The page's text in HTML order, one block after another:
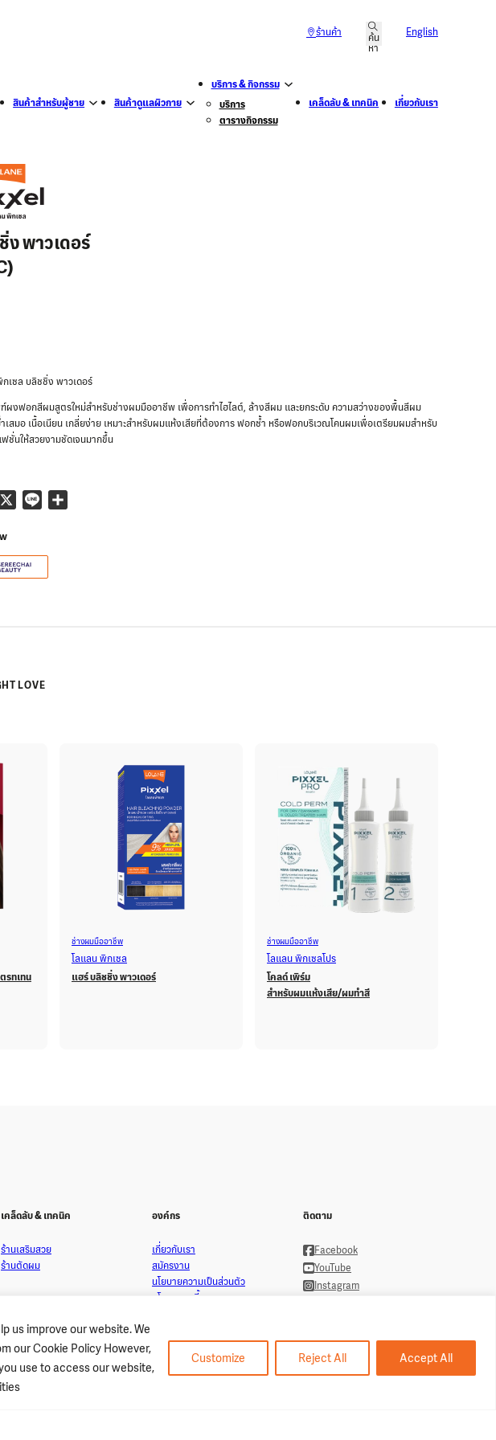
us improve our website. We
our Cookie Policy However,
use to access our website,
Customize Reject All Accept All
ร้านค้า English
สินค้าสำหรับผู้ชาย สินค้าดูแลผิวกาย
บริการ & กิจกรรม
บริการ
ตารางกิจกรรม
เคล็ดลับ & เทคนิค เกี่ยวกับเรา
ง พาวเดอร์
เซล บลิชชิ่ง พาวเดอร์
งฟอกสีผมสูตรใหม่สำหรับช่างผมมืออาชีพ เพื่อการทำไฮไลต์, ล้างสีผม และยกระดับ ความสว่างของพื้นสีผม
เสมอ เนื้อเนียน เกลี่ยง่าย เหมาะสำหรับผมแห้งเสียที่ต้องการ ฟอกซ้ำ หรือฟอกบริเวณโคนผมเพื่อเตรียมผมสำหรับ
ชั่นให้สวยงามชัดเจนมากขึ้น
e
LOVE
รทเทน
ช่างผมมืออาชีพ
โลแลน พิกเซล
แฮร์ บลิชชิ่ง พาวเดอร์
ช่างผมมืออาชีพ
โลแลน พิกเซลโปร
โคลด์ เพิร์ม
สำหรับผมแห้งเสีย/ผมทำสี
เคล็ดลับ & เทคนิค
ร้านเสริมสวย
ร้านตัดผม
องค์กร
เกี่ยวกับเรา
สมัครงาน
นโยบายความเป็นส่วนตัว
นโยบายคุกกี้
ติดตาม
Facebook
YouTube
Instagram